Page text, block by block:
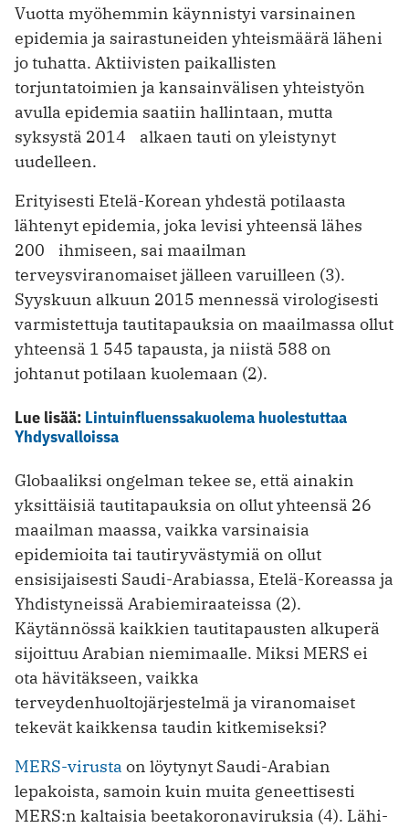
Vuotta myöhemmin käynnistyi varsinainen
epidemia ja sairastuneiden yhteismäärä läheni
jo tuhatta. Aktiivisten paikallisten
torjuntatoimien ja kansainvälisen yhteistyön
avulla epidemia saatiin hallintaan, mutta
syksystä 2014 alkaen tauti on yleistynyt
uudelleen.
Erityisesti Etelä-Korean yhdestä potilaasta
lähtenyt epidemia, joka levisi yhteensä lähes
200 ihmiseen, sai maailman
terveysviranomaiset jälleen varuilleen (3).
Syyskuun alkuun 2015 mennessä virologisesti
varmistettuja tautitapauksia on maailmassa ollut
yhteensä 1 545 tapausta, ja niistä 588 on
johtanut potilaan kuolemaan (2).
Lue lisää: Lintuinfluenssakuolema huolestuttaa
Yhdysvalloissa
Globaaliksi ongelman tekee se, että ainakin
yksittäisiä tautitapauksia on ollut yhteensä 26
maailman maassa, vaikka varsinaisia
epidemioita tai tautiryvästymiä on ollut
ensisijaisesti Saudi-Arabiassa, Etelä-Koreassa ja
Yhdistyneissä Arabiemiraateissa (2).
Käytännössä kaikkien tautitapausten alkuperä
sijoittuu Arabian niemimaalle. Miksi MERS ei
ota hävitäkseen, vaikka
terveydenhuoltojärjestelmä ja viranomaiset
tekevät kaikkensa taudin kitkemiseksi?
MERS-virusta on löytynyt Saudi-Arabian
lepakoista, samoin kuin muita geneettisesti
MERS:n kaltaisia beetakoronaviruksia (4). Lähi-